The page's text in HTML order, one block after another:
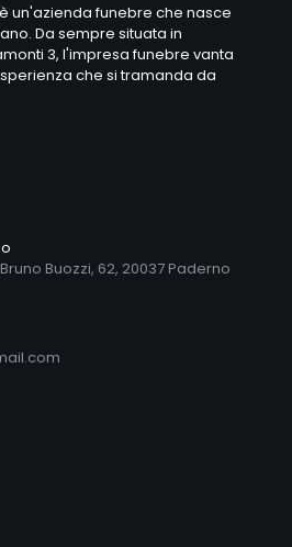
un'azienda funebre che nasce
Da sempre situata in
3, l'impresa funebre vanta
che si tramanda da
Buozzi, 62, 20037 Paderno